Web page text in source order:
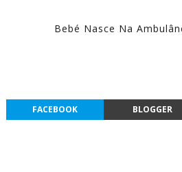
Bebé Nasce Na
FACEBOOK BLOGGER